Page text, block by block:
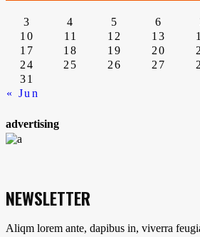
« Jun
3
4 5 6
10
11 12 13
17
18 19 20
24
25 26 27
31
advertising
NEWSLETTER
Aliqm lorem ante, dapibus in, viverra